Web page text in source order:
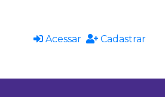
Acessar Cadastrar